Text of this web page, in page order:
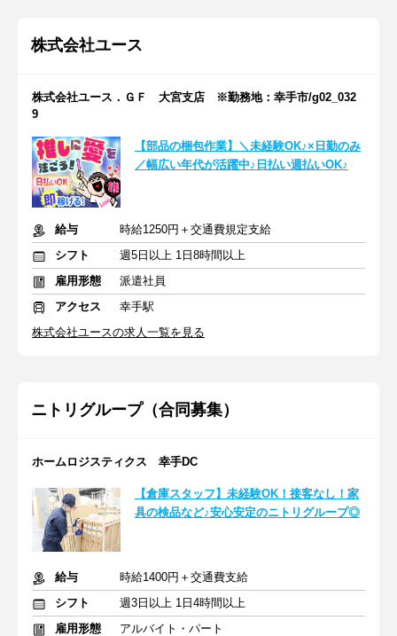
株式会社ユース
株式会社ユース．ＧＦ 大宮支店 ※勤務地：幸手市/g02_032
9
【部品の梱包作業】＼未経験OK♪×日勤のみ
／幅広い年代が活躍中♪日払い週払いOK♪
給与
時給1250円＋交通費規定支給
シフト
週5日以上 1日8時間以上
雇用形態
派遣社員
アクセス
幸手駅
株式会社ユースの求人一覧を見る
ニトリグループ（合同募集）
ホームロジスティクス 幸手DC
【倉庫スタッフ】未経験OK！接客なし！家
具の検品など♪安心安定のニトリグループ◎
給与
時給1400円＋交通費支給
シフト
週3日以上 1日4時間以上
雇用形態
アルバイト・パート